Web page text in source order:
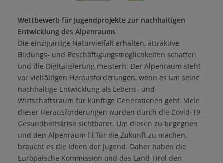
Wettbewerb für Jugendprojekte zur nachhaltigen
Entwicklung des Alpenraums
Die einzigartige Naturvielfalt erhalten, attraktive
Bildungs- und Beschäftigungsmöglichkeiten schaffen
und die Digitalisierung meistern: Der Alpenraum steht
vor vielfältigen Herausforderungen, wenn es um seine
nachhaltige Entwicklung als Lebens- und
Wirtschaftsraum für künftige Generationen geht. Viele
dieser Herausforderungen wurden durch die Covid-19-
Gesundheitskrise sichtbarer. Um diesen zu begegnen
und den Alpenraum fit für die Zukunft zu machen,
braucht es die Ideen der Jugend. Daher haben die
Europäische Kommission und das Land Tirol den